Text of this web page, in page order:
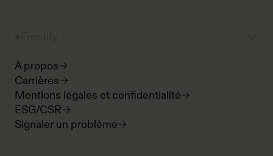
À propos
Carrières
Mentions légales et confidentialité
ESG/CSR
Signaler un problème